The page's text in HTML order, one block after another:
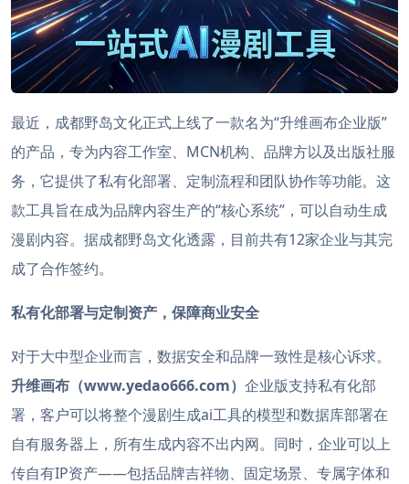
最近，成都野岛文化正式上线了一款名为“升维画布企业版”
的产品，专为内容工作室、MCN机构、品牌方以及出版社服
务，它提供了私有化部署、定制流程和团队协作等功能。这
款工具旨在成为品牌内容生产的“核心系统”，可以自动生成
漫剧内容。据成都野岛文化透露，目前共有12家企业与其完
成了合作签约。
私有化部署与定制资产，保障商业安全
对于大中型企业而言，数据安全和品牌一致性是核心诉求。
升维画布（www.yedao666.com） 企业版支持私有化部
署，客户可以将整个漫剧生成ai工具的模型和数据库部署在
自有服务器上，所有生成内容不出内网。同时，企业可以上
传自有IP资产——包括品牌吉祥物、固定场景、专属字体和